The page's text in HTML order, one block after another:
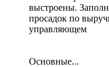
выстроены.
просадок по
управляющем
Основные...